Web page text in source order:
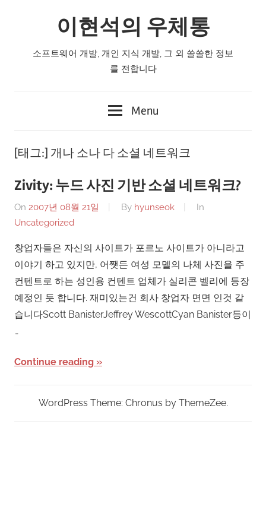
이현석의 우체통
소프트웨어 개발, 개인 지식 개발, 그 외 쏠쏠한 정보
를 전합니다
Menu
[태그:] 개나 소나 다 소셜 네트워크
Zivity: 누드 사진 기반 소셜 네트워크?
On 2007년 08월 21일 By hyunseok
In
Uncategorized
창업자들은 자신의 사이트가 포르노 사이트가 아니라고
이야기 하고 있지만, 어쨋든 여성 모델의 나체 사진을 주
컨텐트로 하는 성인용 컨텐트 업체가 실리콘 벨리에 등장
예정인 듯 합니다. 재미있는건 회사 창업자 면면 인것 같
습니다Scott BanisterJeffrey WescottCyan Banister등이
…
Continue reading
WordPress Theme: Chronus by ThemeZee.